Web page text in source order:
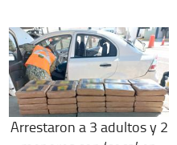
Arrestaron a 3 adultos y 2